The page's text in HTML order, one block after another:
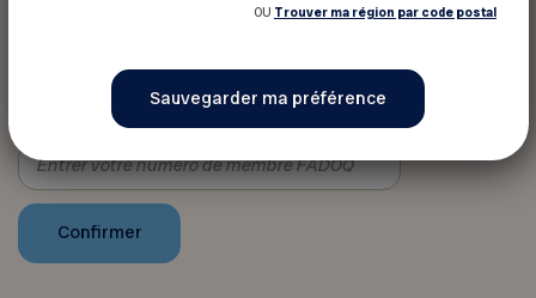
profiter de ce rabais
Votre numéro de membre FADOQ :
OU Trouver ma région par code postal